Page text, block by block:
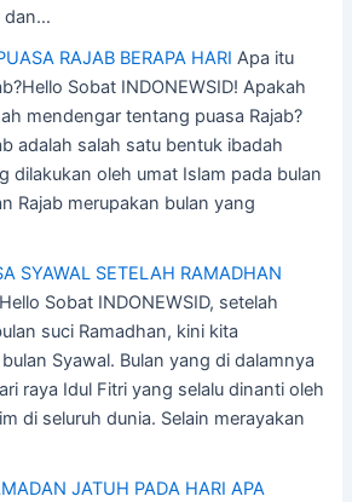
dan…
RAJAB BERAPA HARI Apa itu
Sobat INDONEWSID! Apakah
mendengar tentang puasa Rajab?
adalah salah satu bentuk ibadah
dilakukan oleh umat Islam pada bulan
Rajab merupakan bulan yang
SYAWAL SETELAH RAMADHAN
Sobat INDONEWSID, setelah
suci Ramadhan, kini kita
Syawal. Bulan yang di dalamnya
raya Idul Fitri yang selalu dinanti oleh
di seluruh dunia. Selain merayakan
JATUH PADA HARI APA